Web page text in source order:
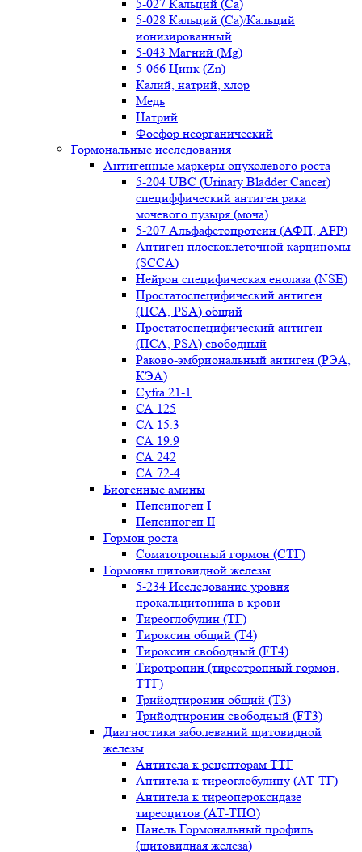
5-027 Кальций (Ca)
5-028 Кальций (Ca)/Кальций
ионизированный
5-043 Магний (Mg)
5-066 Цинк (Zn)
Калий, натрий, хлор
Медь
Натрий
Фосфор неорганический
Гормональные исследования
Антигенные маркеры опухолевого роста
5-204 UBC (Urinary Bladder Cancer)
специффический антиген рака
мочевого пузыря (моча)
5-207 Альфафетопротеин (АФП, AFP)
Антиген плоскоклеточной карциномы
(SCCA)
Нейрон специфическая енолаза (NSE)
Простатоспецифический антиген
(ПСА, PSA) общий
Простатоспецифический антиген
(ПСА, PSA) свободный
Раково-эмбриональный антиген (РЭА,
КЭА)
Сyfra 21-1
СА 125
СА 15.3
СА 19.9
СА 242
СА 72-4
Биогенные амины
Пепсиноген I
Пепсиноген II
Гормон роста
Соматотропный гормон (СТГ)
Гормоны щитовидной железы
5-234 Исследование уровня
прокальцитонина в крови
Тиреоглобулин (ТГ)
Тироксин общий (Т4)
Тироксин свободный (FT4)
Тиротропин (тиреотропный гормон,
ТТГ)
Трийодтиронин общий (Т3)
Трийодтиронин свободный (FT3)
Диагностика заболеваний щитовидной
железы
Антитела к рецепторам ТТГ
Антитела к тиреоглобулину (АТ-ТГ)
Антитела к тиреопероксидазе
тиреоцитов (АТ-ТПО)
Панель Гормональный профиль
(щитовидная железа)